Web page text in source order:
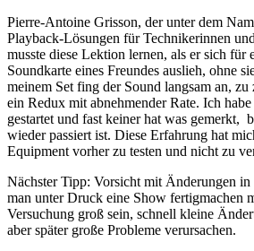
Pierre-Antoine Grisson, der unter dem
Playback-Lösungen für Technikerinnen
musste diese Lektion lernen, als er sich
Soundkarte eines Freundes auslieh, ohne
meinem Set fing der Sound langsam an, zu
ein Redux mit abnehmender Rate. Ich
gestartet und fast keiner hat was gemerkt,
wieder passiert ist. Diese Erfahrung hat
Equipment vorher zu testen und nicht zu
Nächster Tipp: Vorsicht mit Änderungen
man unter Druck eine Show fertigmachen
Versuchung groß sein, schnell kleine
aber später große Probleme verursachen.